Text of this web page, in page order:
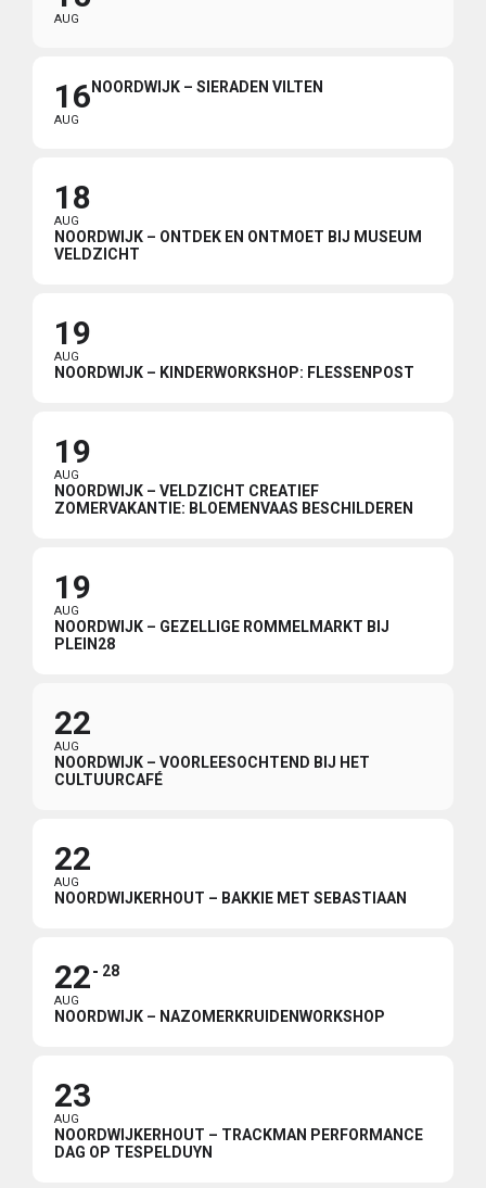
AUG
16
AUG
NOORDWIJK – SIERADEN VILTEN
18
AUG
NOORDWIJK – ONTDEK EN ONTMOET BIJ MUSEUM
VELDZICHT
19
AUG
NOORDWIJK – KINDERWORKSHOP: FLESSENPOST
19
AUG
NOORDWIJK – VELDZICHT CREATIEF
ZOMERVAKANTIE: BLOEMENVAAS BESCHILDEREN
19
AUG
NOORDWIJK – GEZELLIGE ROMMELMARKT BIJ
PLEIN28
22
AUG
NOORDWIJK – VOORLEESOCHTEND BIJ HET
CULTUURCAFÉ
22
AUG
NOORDWIJKERHOUT – BAKKIE MET SEBASTIAAN
22
AUG
28
NOORDWIJK – NAZOMERKRUIDENWORKSHOP
23
AUG
NOORDWIJKERHOUT – TRACKMAN PERFORMANCE
DAG OP TESPELDUYN